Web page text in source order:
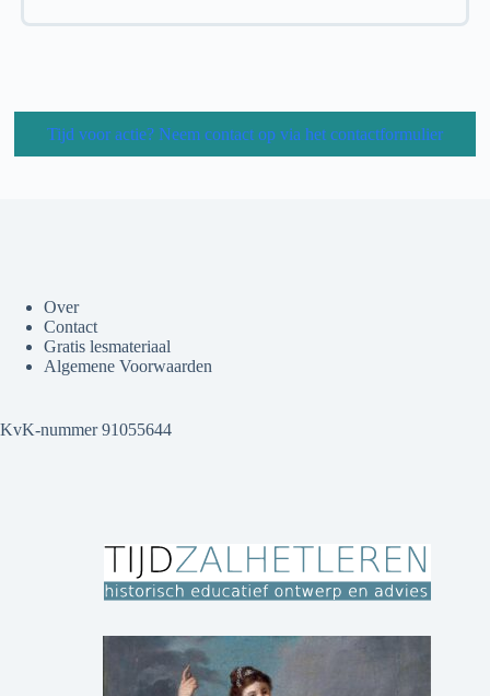
Tijd voor actie? Neem contact op via het contactformulier
Over
Contact
Gratis lesmateriaal
Algemene Voorwaarden
KvK-nummer 91055644